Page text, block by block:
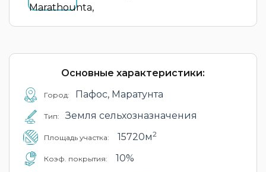
Основные характеристики:
Город: Пафос, Маратунта
Тип: Земля сельхозназначения
Площадь участка: 15720м2
Коэф. покрытия: 10%